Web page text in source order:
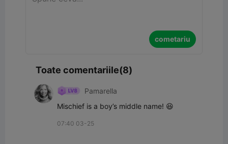
cometariu
Toate comentariile(8)
Pamarella
Mischief is a boy’s middle name! 😆
07:40 03-25